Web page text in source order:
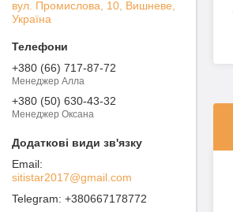
вул. Промислова, 10, Вишневе,
Україна
+380 (66) 717-87-72
Менеджер Алла
+380 (50) 630-43-32
Менеджер Оксана
sitistar2017@gmail.com
+380667178772